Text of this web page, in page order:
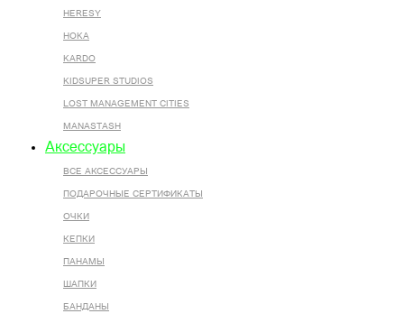
HERESY
HOKA
KARDO
KIDSUPER STUDIOS
LOST MANAGEMENT CITIES
MANASTASH
Аксессуары
ВСЕ AКСЕССУАРЫ
ПОДАРОЧНЫЕ СЕРТИФИКАТЫ
ОЧКИ
КЕПКИ
ПАНАМЫ
ШАПКИ
БАНДАНЫ